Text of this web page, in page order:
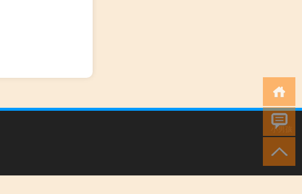
小男孩